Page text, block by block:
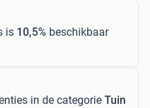
is 10,5% beschikbaar
in de categorie Tuin